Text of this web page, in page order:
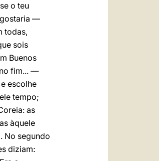
o teu
gostaria —
todas,
sois
Buenos
fim... —
escolhe
tempo;
as
àquele
No segundo
diziam: